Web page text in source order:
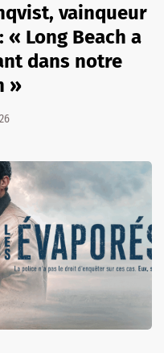
vainqueur
« Long Beach a
dans notre
»